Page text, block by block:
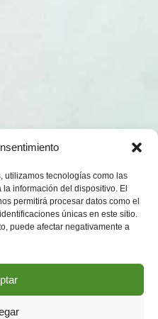
utilizamos tecnologías como las
información del dispositivo. El
permitirá procesar datos como el
únicas en este sitio.
puede afectar negativamente a